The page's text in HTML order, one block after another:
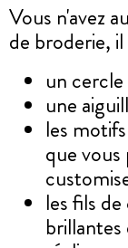
Vous n'avez
de broderie,
un
une
les
que
les fils